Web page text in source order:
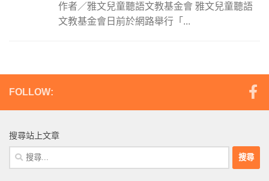
作者／雅文兒童聽語文教基金會 雅文兒童聽語
文教基金會日前於網路舉行「...
FOLLOW:
搜尋站上文章
搜
尋